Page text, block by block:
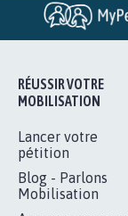
RÉUSSIR VOTRE
MOBILISATION
Lancer votre
pétition
Blog - Parlons
Mobilisation